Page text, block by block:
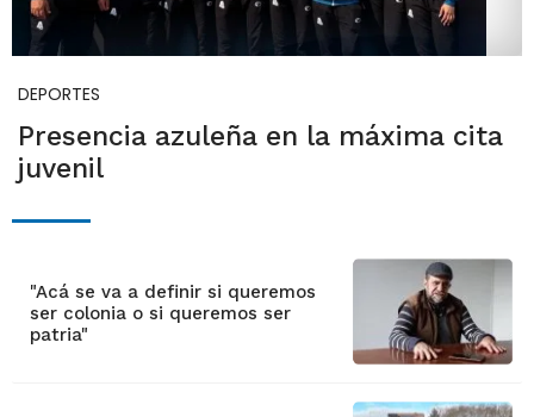
DEPORTES
Presencia azuleña en la máxima cita
juvenil
"Acá se va a definir si queremos
ser colonia o si queremos ser
patria"